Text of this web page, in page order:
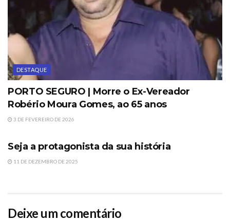
DESTAQUE
PORTO SEGURO | Morre o Ex-Vereador
Robério Moura Gomes, ao 65 anos
3 DE FEVEREIRO DE 2026
Seja a protagonista da sua história
11 DE DEZEMBRO DE 2025
Deixe um comentário